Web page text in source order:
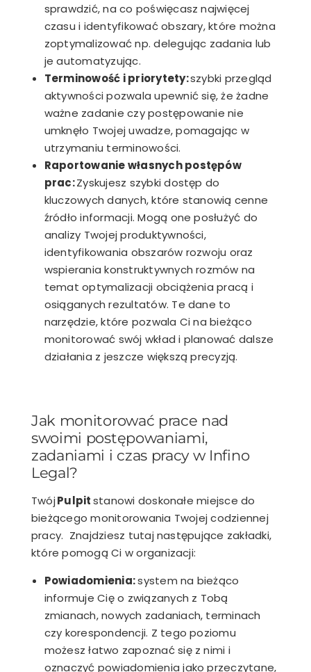
sprawdzić, na co poświęcasz najwięcej
czasu i identyfikować obszary, które można
zoptymalizować np. delegując zadania lub
je automatyzując.
Terminowość i priorytety:szybki przegląd
aktywności pozwala upewnić się, że żadne
ważne zadanie czy postępowanie nie
umknęło Twojej uwadze, pomagając w
utrzymaniu terminowości.
Raportowanie własnych postępów
prac:Zyskujesz szybkidostęp do
kluczowych danych, które stanowią cenne
źródło informacji. Mogą one posłużyć do
analizy Twojej produktywności,
identyfikowania obszarów rozwoju oraz
wspierania konstruktywnych rozmów na
temat optymalizacji obciążenia pracą i
osiąganych rezultatów. Te dane to
narzędzie, które pozwala Ci na bieżąco
monitorować swój wkład i planować dalsze
działania z jeszcze większą precyzją.
Jak monitorować prace nad
swoimi postępowaniami,
zadaniami i czas pracy w Infino
Legal?
TwójPulpitstanowi doskonałe miejsce do
bieżącego monitorowania Twojej codziennej
pracy. Znajdziesz tutaj następujące zakładki,
które pomogą Ci w organizacji:
Powiadomienia:system na bieżąco
informuje Cię o związanych z Tobą
zmianach, nowych zadaniach, terminach
czy korespondencji. Z tego poziomu
możesz łatwo zapoznać się z nimi i
oznaczyć powiadomienia jako przeczytane,